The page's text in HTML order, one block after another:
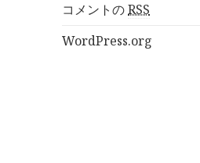
コメントのRSS
WordPress.org